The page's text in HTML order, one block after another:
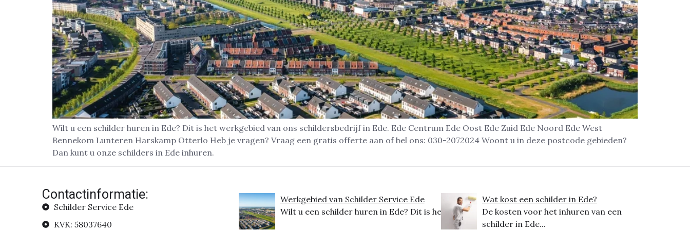
Wilt u een schilder huren in Ede? Dit is het werkgebied van ons schildersbedrijf in Ede. Ede Centrum Ede Oost Ede Zuid Ede Noord Ede West
Bennekom Lunteren Harskamp Otterlo Heb je vragen? Vraag een gratis offerte aan of bel ons: 030-2072024 Woont u in deze postcode gebieden?
Dan kunt u onze schilders in Ede inhuren.
Contactinformatie:
Schilder Service Ede
KVK: 58037640
Werkgebied van Schilder Service Ede
Wilt u een schilder huren in Ede? Dit is het...
Wat kost een schilder in Ede?
De kosten voor het inhuren van een
schilder in Ede...